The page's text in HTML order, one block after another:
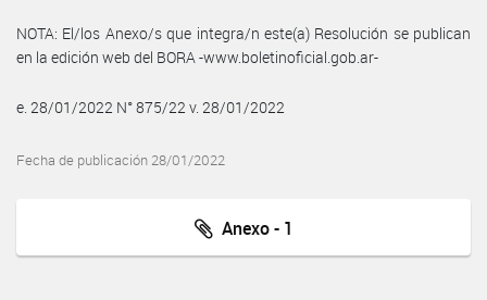
NOTA: El/los Anexo/s que integra/n este(a) Resolución se publican
en la edición web del BORA -www.boletinoficial.gob.ar-
e. 28/01/2022 N° 875/22 v. 28/01/2022
Fecha de publicación 28/01/2022
Anexo - 1